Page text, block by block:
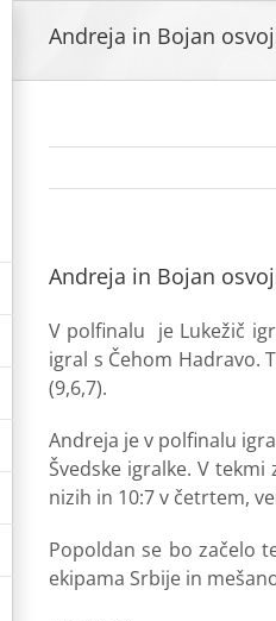
Andreja in Bojan
Andreja in Bojan
V polfinalu je Lukežič
igral s Čehom Hadravo.
(9,6,7).
Andreja je v polfinalu
Švedske igralke. V
nizih in 10:7 v četrtem,
Popoldan se bo začelo
ekipama Srbije in